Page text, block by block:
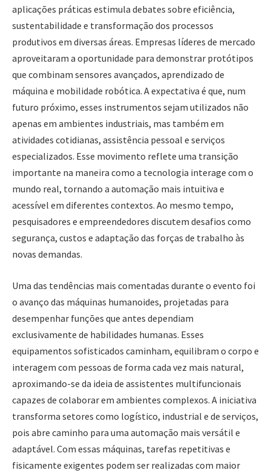
aplicações práticas estimula debates sobre eficiência,
sustentabilidade e transformação dos processos
produtivos em diversas áreas. Empresas líderes de mercado
aproveitaram a oportunidade para demonstrar protótipos
que combinam sensores avançados, aprendizado de
máquina e mobilidade robótica. A expectativa é que, num
futuro próximo, esses instrumentos sejam utilizados não
apenas em ambientes industriais, mas também em
atividades cotidianas, assistência pessoal e serviços
especializados. Esse movimento reflete uma transição
importante na maneira como a tecnologia interage com o
mundo real, tornando a automação mais intuitiva e
acessível em diferentes contextos. Ao mesmo tempo,
pesquisadores e empreendedores discutem desafios como
segurança, custos e adaptação das forças de trabalho às
novas demandas.
Uma das tendências mais comentadas durante o evento foi
o avanço das máquinas humanoides, projetadas para
desempenhar funções que antes dependiam
exclusivamente de habilidades humanas. Esses
equipamentos sofisticados caminham, equilibram o corpo e
interagem com pessoas de forma cada vez mais natural,
aproximando-se da ideia de assistentes multifuncionais
capazes de colaborar em ambientes complexos. A iniciativa
transforma setores como logístico, industrial e de serviços,
pois abre caminho para uma automação mais versátil e
adaptável. Com essas máquinas, tarefas repetitivas e
fisicamente exigentes podem ser realizadas com maior